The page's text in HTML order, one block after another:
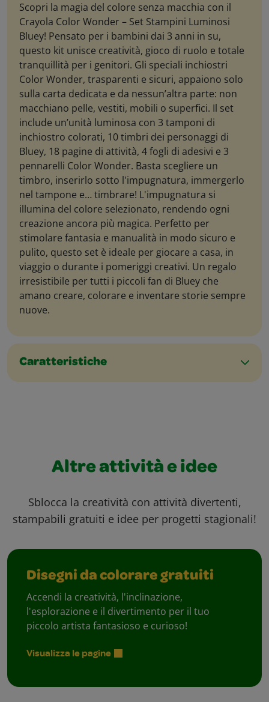
Scopri la magia del colore senza macchia con il
Crayola Color Wonder – Set Stampini Luminosi
Bluey! Pensato per i bambini dai 3 anni in su,
questo kit unisce creatività, gioco di ruolo e totale
tranquillità per i genitori. Gli speciali inchiostri
Color Wonder, trasparenti e sicuri, appaiono solo
sulla carta dedicata e da nessun’altra parte: non
macchiano pelle, vestiti, mobili o superfici. Il set
include un’unità luminosa con 3 tamponi di
inchiostro colorati, 10 timbri dei personaggi di
Bluey, 18 pagine di attività, 4 fogli di adesivi e 3
pennarelli Color Wonder. Basta scegliere un
timbro, inserirlo sotto l'impugnatura, immergerlo
nel tampone e… timbrare! L'impugnatura si
illumina del colore selezionato, rendendo ogni
creazione ancora più magica. Perfetto per
stimolare fantasia e manualità in modo sicuro e
pulito, questo set è ideale per giocare a casa, in
viaggio o durante i pomeriggi creativi. Un regalo
irresistibile per tutti i piccoli fan di Bluey che
amano creare, colorare e inventare storie sempre
nuove.
Caratteristiche
Altre attività e idee
Sblocca la creatività con attività divertenti,
stampabili gratuiti e idee per progetti stagionali!
Disegni da colorare gratuiti
Accendi la creatività, l'inclinazione,
l'esplorazione e il divertimento per il tuo
piccolo artista fantasioso e curioso!
Visualizza le pagine